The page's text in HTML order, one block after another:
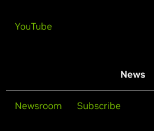
YouTube
News
Newsroom Subscribe